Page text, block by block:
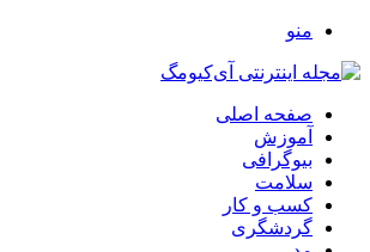
منو
صفحه اصلی
آموزش
بیوگرافی
سلامت
کسب و کار
گردشگری